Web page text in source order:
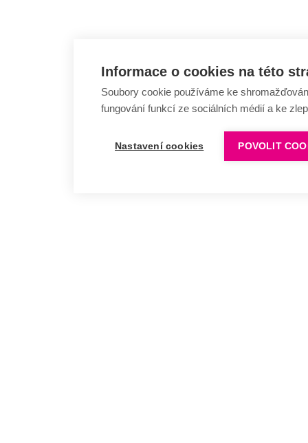
Informace o cookies na této
Soubory cookie používáme ke
fungování funkcí ze sociálních médií a ke
Nastavení cookies POVOLIT